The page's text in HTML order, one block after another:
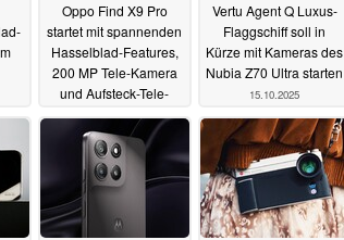
Oppo Find X9 Pro
startet mit spannenden
Hasselblad-Features,
200 MP Tele-Kamera
und Aufsteck-Tele-
16.10.2025
Vertu Agent Q Luxus-
Flaggschiff soll in
Kürze mit Kameras des
Nubia Z70 Ultra starten
15.10.2025